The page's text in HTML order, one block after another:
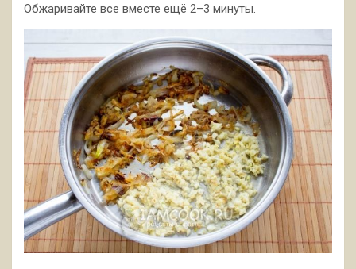
Обжаривайте все вместе ещё 2–3 минуты.